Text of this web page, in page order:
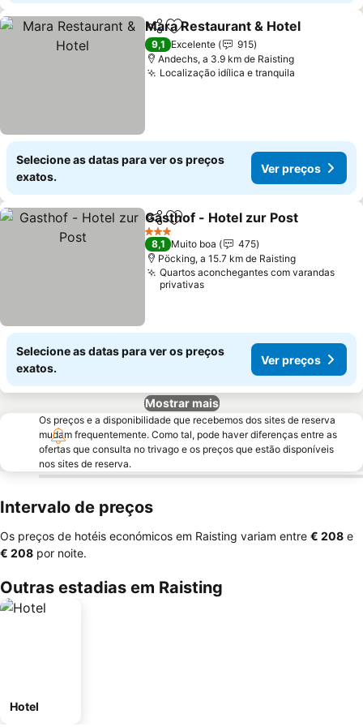
PartilharAdicionar aos favoritos
Mara Restaurant & Hotel
9,1 Excelente
915
Andechs, a 3.9 km de Raisting
Localização idílica e tranquila
Selecione as datas para ver os preços
exatos.
Ver preços
PartilharAdicionar aos favoritos
Gasthof - Hotel zur Post
3 Estrelas
8,1 Muito boa
475
Pöcking, a 15.7 km de Raisting
Quartos aconchegantes com varandas
privativas
Selecione as datas para ver os preços
exatos.
Ver preços
Mostrar mais
Os preços e a disponibilidade que recebemos dos sites de reserva
mudam frequentemente. Como tal, pode haver diferenças entre as
ofertas que consulta no trivago e os preços que estão disponíveis
nos sites de reserva.
Intervalo de preços
Os preços de hotéis económicos em Raisting variam entre ‎€ 208 e
‎€ 208 por noite.
Outras estadias em Raisting
Hotel